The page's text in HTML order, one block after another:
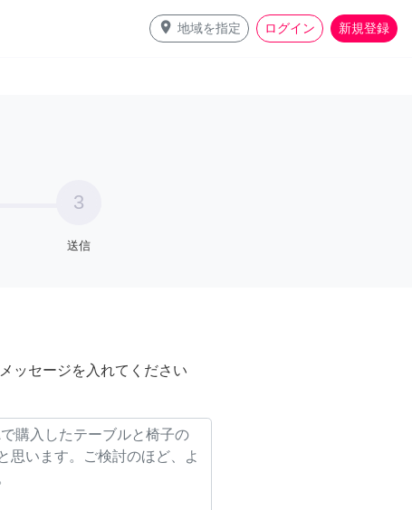
place 地域を指定 ログイン 新規登録
3
送信
ッセージを入れてください